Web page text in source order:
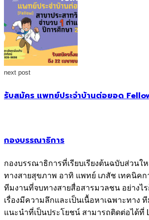
next post
รับสมัคร แพทย์ประจำบ้านต่อยอด
กองบรรณาธิการ
กองบรรณาธิการที่เรียบเรียงต้นฉบับส่วนใ
ทางสายสุขภาพ อาทิ แพทย์ เภสัช เทคนิคก
ทีมงานที่จบทางสายสื่อสารมวลชน อย่างไ
เรื่องมีความลึกและเป็นเนื้อหาเฉพาะทาง
แนะนำที่เป็นประโยชน์ สามารถติดต่อได้ที่